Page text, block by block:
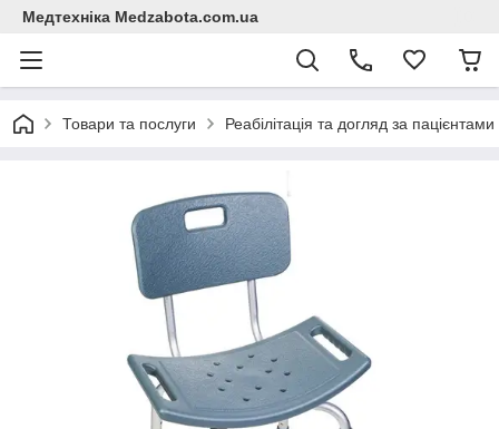
Медтехніка Medzabota.com.ua
Товари та послуги Реабілітація та догляд за пацієнтами